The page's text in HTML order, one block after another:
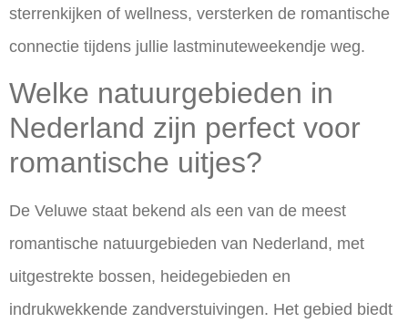
sterrenkijken of wellness, versterken de romantische
connectie tijdens jullie lastminuteweekendje weg.
Welke natuurgebieden in
Nederland zijn perfect voor
romantische uitjes?
De Veluwe staat bekend als een van de meest
romantische natuurgebieden van Nederland, met
uitgestrekte bossen, heidegebieden en
indrukwekkende zandverstuivingen. Het gebied biedt